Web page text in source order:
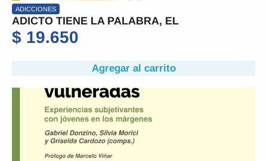
ADICCIONES
ADICTO TIENE LA PALABRA, EL
$ 19.650
Agregar al carrito